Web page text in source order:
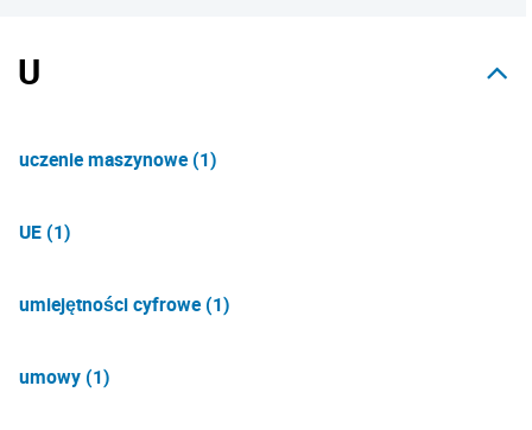
U
uczenie maszynowe (1)
UE (1)
umiejętności cyfrowe (1)
umowy (1)